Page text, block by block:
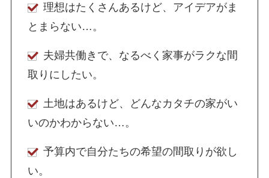
理想はたくさんあるけど、アイデアがま
とまらない…。
夫婦共働きで、なるべく家事がラクな間
取りにしたい。
土地はあるけど、どんなカタチの家がい
いのかわからない…。
予算内で自分たちの希望の間取りが欲し
い。